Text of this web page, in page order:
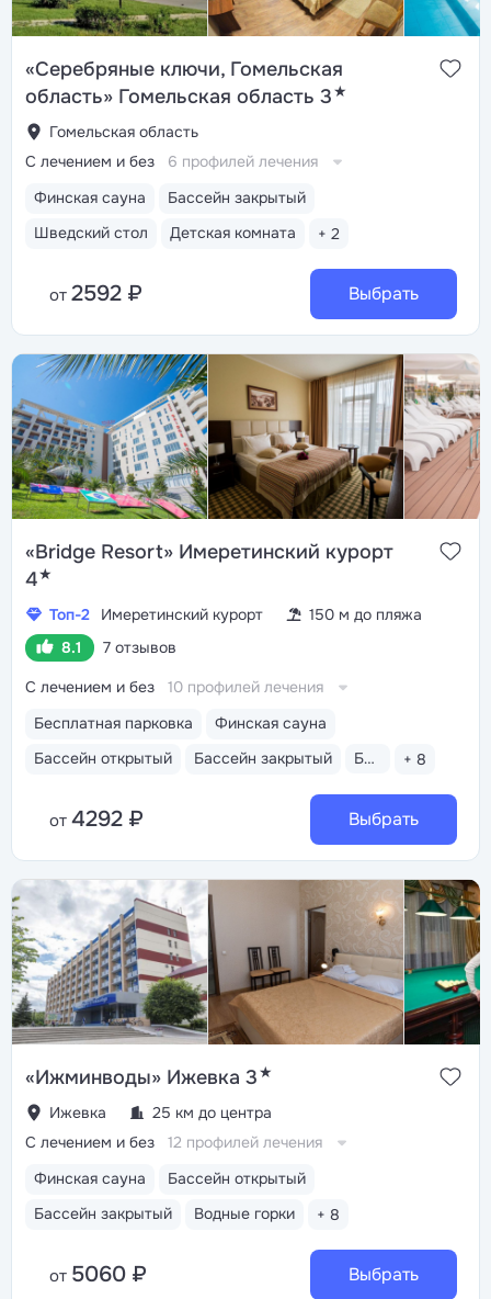
«Серебряные ключи, Гомельская
область» Гомельская область 3★
Гомельская область
Финская сауна
Бассейн закрытый
Шведский стол
Детская комната + 2
С лечением и без 6 профилей лечения
от 2592 ₽ Выбрать
«Bridge Resort» Имеретинский курорт
4★
Топ-2 Имеретинский курорт
150 м до пляжа
8.1
7 отзывов
Бесплатная парковка
Финская сауна
Бассейн открытый
Бассейн закрытый Бассейн детский + 8
С лечением и без 10 профилей лечения
от 4292 ₽ Выбрать
«Ижминводы» Ижевка 3★
Ижевка 25 км до центра
Финская сауна
Бассейн открытый
Бассейн закрытый
Водные горки + 8
С лечением и без 12 профилей лечения
от 5060 ₽ Выбрать